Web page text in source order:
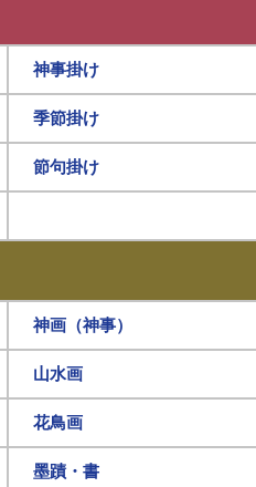
神事掛け
季節掛け
節句掛け
神画（神事）
山水画
花鳥画
墨蹟・書